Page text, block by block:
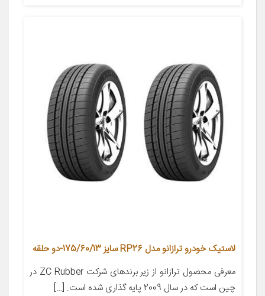
لاستیک خودرو ترازانو مدل RP26 سایز 175/60/13-دو حلقه
معرفی محصول ترازانو از زیر برندهای شرکت ZC Rubber در
چین است که در سال 2009 پایه گذاری شده است. […]